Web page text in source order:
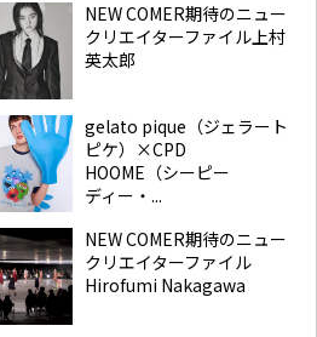
NEW COMER期待のニュー
クリエイターファイル上村
英太郎
gelato pique（ジェラート
ピケ）×CPD
HOOME（シーピー
ディー・...
NEW COMER期待のニュー
クリエイターファイル
Hirofumi Nakagawa